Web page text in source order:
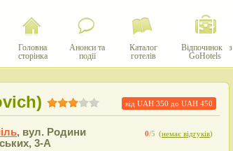
Головна
сторінка
Анонси та
події
Каталог
готелів
Відпочинок з
GoHotels
від UAH350 до UAH450
0/5 (немає відгуків)
, вул. Родини
3-А